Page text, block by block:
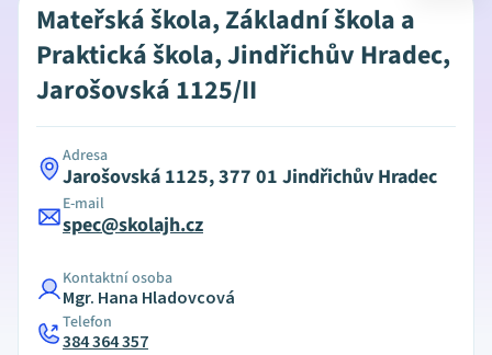
Mateřská škola, Základní škola a
Praktická škola, Jindřichův Hradec,
Jarošovská 1125/II
Adresa
Jarošovská 1125, 377 01 Jindřichův Hradec
E-mail
spec@skolajh.cz
Kontaktní osoba
Mgr. Hana Hladovcová
Telefon
384 364 357